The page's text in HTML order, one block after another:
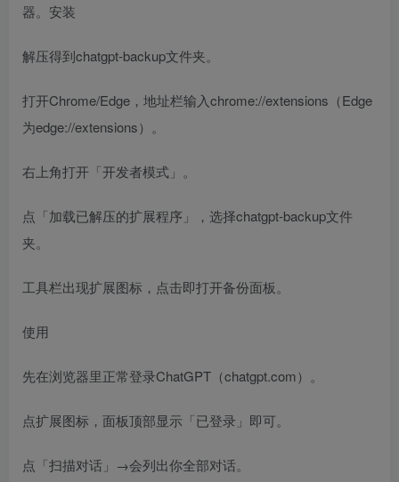
器。安装
解压得到chatgpt-backup文件夹。
打开Chrome/Edge，地址栏输入chrome://extensions（Edge
为edge://extensions）。
右上角打开「开发者模式」。
点「加载已解压的扩展程序」，选择chatgpt-backup文件
夹。
工具栏出现扩展图标，点击即打开备份面板。
使用
先在浏览器里正常登录ChatGPT（chatgpt.com）。
点扩展图标，面板顶部显示「已登录」即可。
点「扫描对话」→会列出你全部对话。